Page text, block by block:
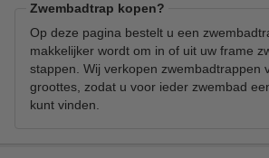
Zwembadtrap kopen?
Op deze pagina bestelt u een
makkelijker wordt om in of uit uw frame
stappen. Wij verkopen zwembadtrappen
groottes, zodat u voor ieder zwembad
kunt vinden.